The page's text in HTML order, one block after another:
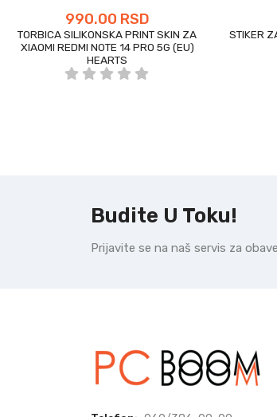
990.00 RSD
TORBICA SILIKONSKA PRINT SKIN ZA
XIAOMI REDMI NOTE 14 PRO 5G (EU)
HEARTS
STIKER
Budite U Toku!
Prijavite se na naš servis za